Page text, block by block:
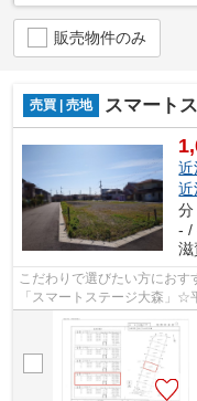
販売物件のみ
売買 | 売地 スマート
近
近
分
- /
滋
こだわりで選びたい方にお
「スマートステージ大森」
での負担が少ない立地です☆